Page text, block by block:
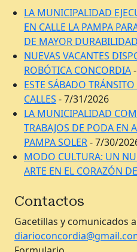
LA MUNICIPALIDAD
EN CALLE LA PAMPA
DE MAYOR DURABILIDAD
NUEVAS VACANTES
ROBÓTICA CONCORDIA
ESTE SÁBADO
CALLES - 7/31/2026
LA MUNICIPALIDAD
TRABAJOS DE PODA EN
PAMPA SOLER- 7/30/
MODO CULTURA: UN
ARTE EN EL CORAZÓN
Contactos
Gacetillas y comunicados